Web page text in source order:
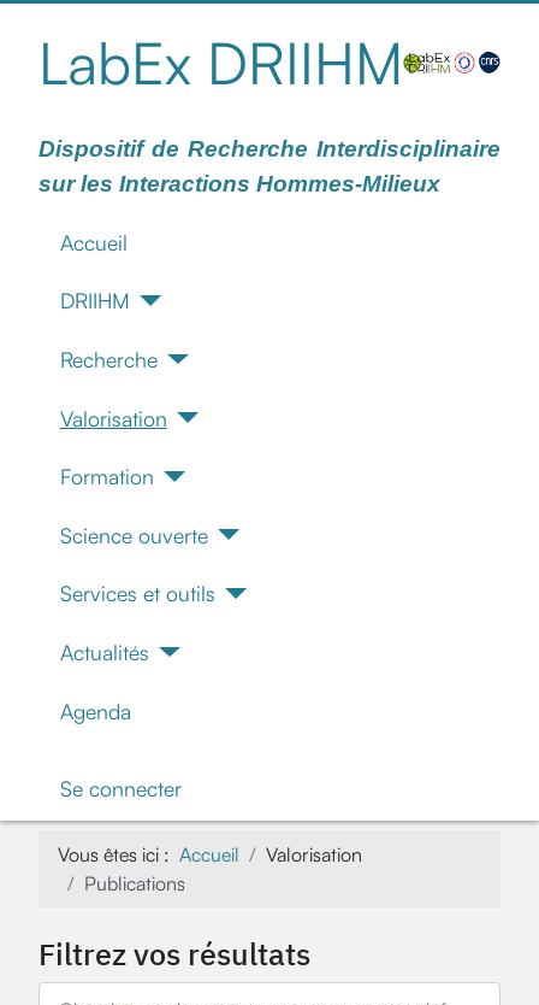
LabEx DRIIHM
Dispositif de Recherche Interdisciplinaire
sur les Interactions Hommes-Milieux
Accueil
DRIIHM
Recherche
Valorisation
Formation
Science ouverte
Services et outils
Actualités
Agenda
Se connecter
Vous êtes ici : Accueil
Valorisation
Publications
Filtrez vos résultats